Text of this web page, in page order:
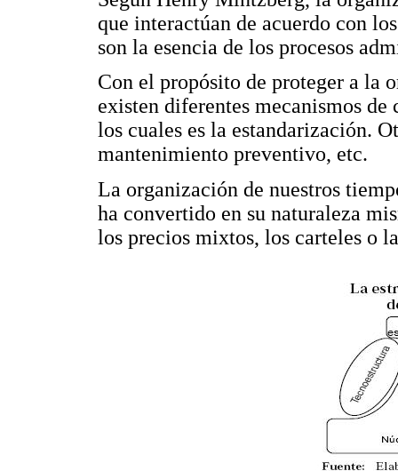
que interactúan de acuerdo con
son la esencia de los procesos
Con el propósito de proteger a la
existen diferentes mecanismos
los cuales es la estandarización.
mantenimiento preventivo, etc.
La organización de nuestros
ha convertido en su naturaleza
los precios mixtos, los carteles o